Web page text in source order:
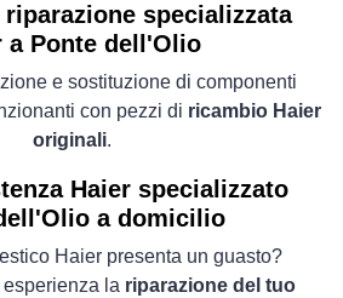
specializzata
a Ponte dell'Olio
e sostituzione di componenti
con pezzi di ricambio Haier
originali.
Haier specializzato
a domicilio
Haier presenta un guasto?
la riparazione del tuo